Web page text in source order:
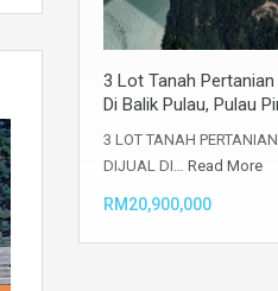
3 Lot Tanah Pertanian
Di Balik Pulau, Pulau
3 LOT TANAH
DIJUAL DI… Read More
RM20,900,000